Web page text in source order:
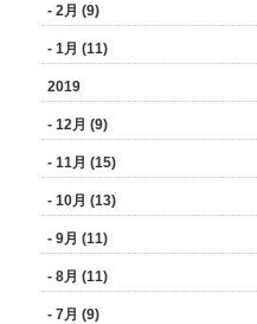
- 2月 (9)
- 1月 (11)
2019
- 12月 (9)
- 11月 (15)
- 10月 (13)
- 9月 (11)
- 8月 (11)
- 7月 (9)